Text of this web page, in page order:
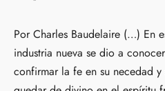
Por Charles Baudelaire (…) En
industria nueva se dio a
confirmar la fe en su necedad